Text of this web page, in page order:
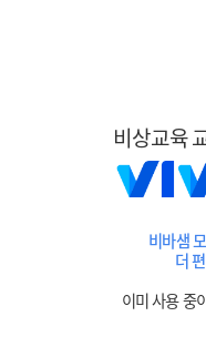
비상교육
비바샘
더
이미 사용 중